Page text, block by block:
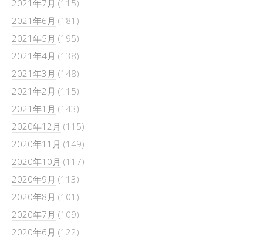
2021年7月 (115)
2021年6月 (181)
2021年5月 (195)
2021年4月 (138)
2021年3月 (148)
2021年2月 (115)
2021年1月 (143)
2020年12月 (115)
2020年11月 (149)
2020年10月 (117)
2020年9月 (113)
2020年8月 (101)
2020年7月 (109)
2020年6月 (122)